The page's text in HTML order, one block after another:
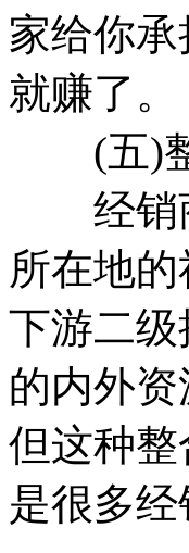
家给你
就赚了。
(五)
经销商
所在地
下游二
的内外
但这种
是很多